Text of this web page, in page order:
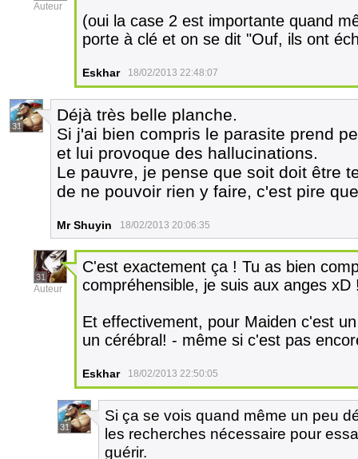
Auteur
(oui la case 2 est importante quand
porte à clé et on se dit "Ouf, ils ont
Eskhar 18/02/2013 22:48:07
31
Déjà très belle planche.
Si j'ai bien compris le parasite prend
et lui provoque des hallucinations.
Le pauvre, je pense que soit doit être
de ne pouvoir rien y faire, c'est pire
Mr Shuyin 18/02/2013 20:06:35
31
Auteur
C'est exactement ça ! Tu as bien
compréhensible, je suis aux anges xD
Et effectivement, pour Maiden c'est
un cérébral! - même si c'est pas
Eskhar 18/02/2013 22:50:05
31
Si ça se vois quand même un peu
les recherches nécessaire pour
guérir.